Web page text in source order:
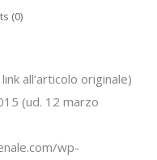
(0)
all’articolo originale)
(ud. 12 marzo
wp-